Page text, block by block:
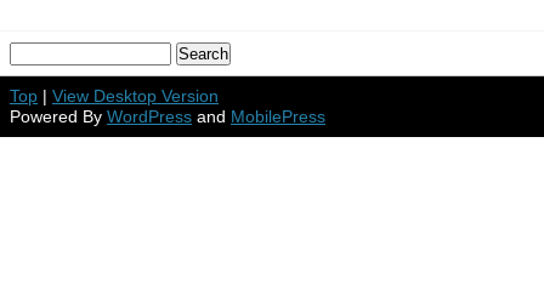
Top | View Desktop Version
Powered By WordPress and MobilePress